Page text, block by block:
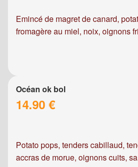
Emincé de magret de canard,
fromagère au miel, noix, oignons
Océan ok bol
14.90 €
Potato pops, tenders cabillaud,
accras de morue, oignons cuits,